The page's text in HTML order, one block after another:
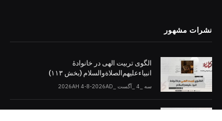
نشرات مشهور
الگوی تربیت الهی در خانوادۀ
انبیاءعلیهم‌الصلاةو‌السلام (بخش ۱۱۳)
سه _4 _آگست _2026AH 4-8-2026AD